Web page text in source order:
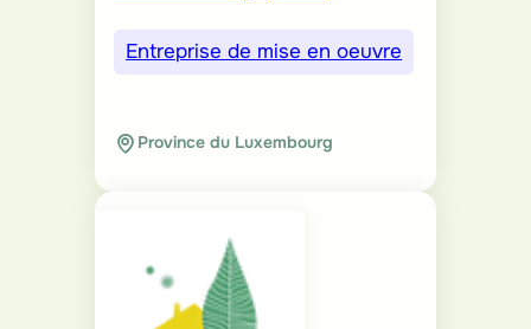
Entreprise de mise en oeuvre
Province du Luxembourg